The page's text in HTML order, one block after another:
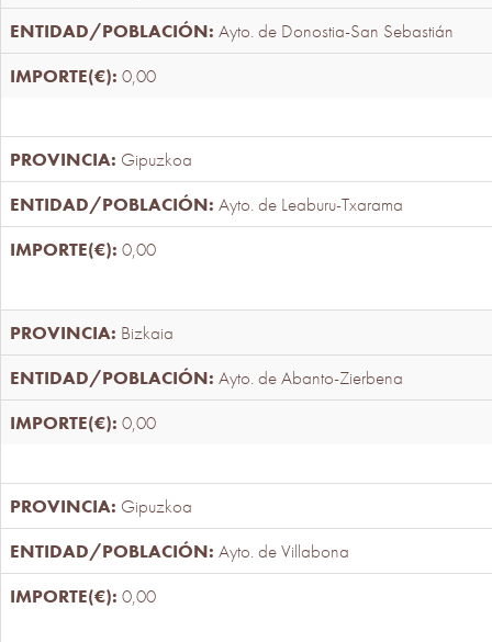
Ayto. de Donostia-San Sebastián
0,00
Gipuzkoa
Ayto. de Leaburu-Txarama
0,00
Bizkaia
Ayto. de Abanto-Zierbena
0,00
Gipuzkoa
Ayto. de Villabona
0,00